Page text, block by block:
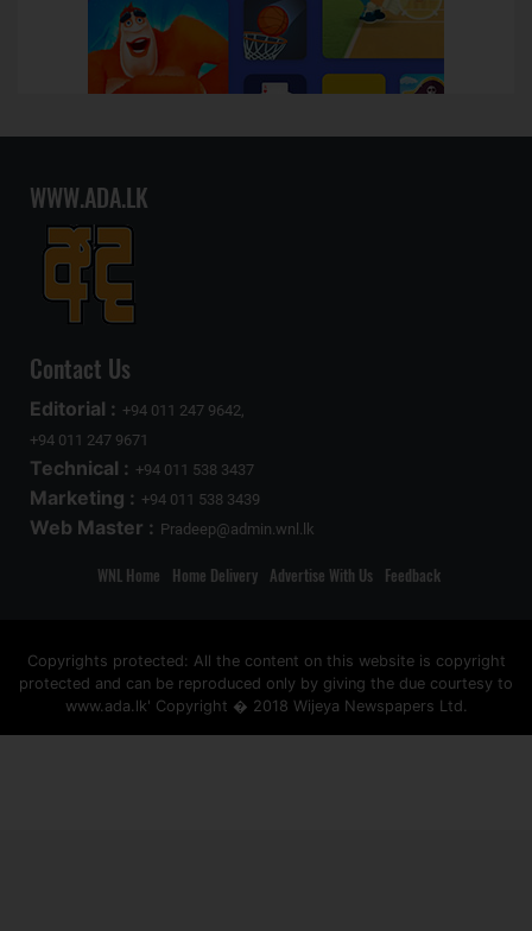
WWW.ADA.LK
Contact Us
Editorial : +94 011 247 9642,
+94 011 247 9671
Technical : +94 011 538 3437
Marketing : +94 011 538 3439
Web Master : Pradeep@admin.wnl.lk
WNL Home Home Delivery Advertise With Us Feedback
Copyrights protected: All the content on this website is copyright
protected and can be reproduced only by giving the due courtesy to
www.ada.lk' Copyright � 2018 Wijeya Newspapers Ltd.